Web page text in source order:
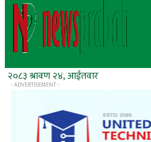
२०८३ श्रावण २४, आईतवार
- ADVERTISEMENT -